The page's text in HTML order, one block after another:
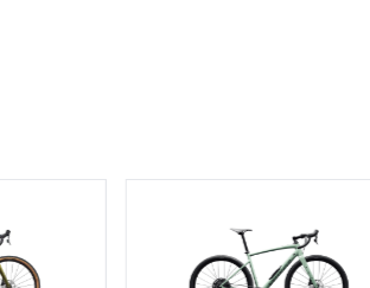
Katso tuote